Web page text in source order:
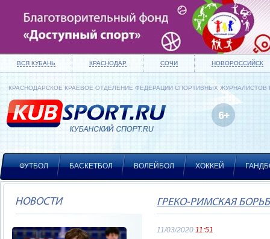
ВСЯ КУБАНЬ КРАСНОДАР СОЧИ НОВОРОССИЙСК
КРАСНОДАРСКОЕ КРАЕВОЕ ОТДЕЛЕНИЕ ФЕДЕРАЦИИ СПОРТИВНЫХ ЖУРНАЛИСТОВ
ФУТБОЛ БАСКЕТБОЛ ВОЛЕЙБОЛ ХОККЕЙ
НОВОСТИ ГРЕКО-РИМСКАЯ
11/03/2020 11:51